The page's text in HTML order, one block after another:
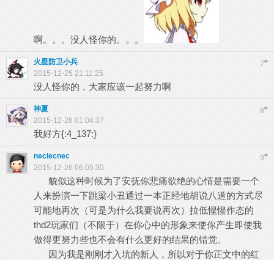
啊。。。没人怪你的。。。
7#
火星防卫小兵
2015-12-25 21:11:25
没人怪你的，大家应该一起努力啊
8#
神夏
2015-12-26 01:04:37
我好方{:4_137:}
9#
neclecnec
2015-12-26 06:05:30
貌似这种时候为了安抚你悲痛欲绝的心情是需要一个
人来扮演一下跳梁小丑通过一本正经地胡说八道的方式尽
可能地再次（可是为什么我要说再次）拉低惺惺作态的
thd2玩家们（不限于）在你心中的形象来使你产生即使我
做得更努力些也不会有什么更好的结果的错觉。
因为我是刚刚才入坑的新人，所以对于你正文中的红